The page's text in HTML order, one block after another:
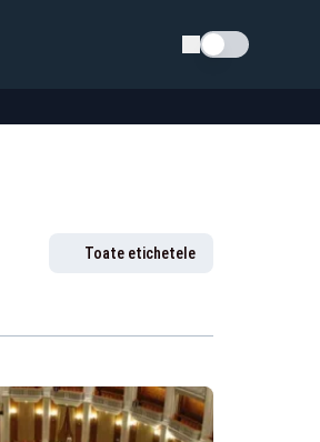
Schimba tema
Toate etichetele